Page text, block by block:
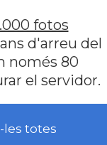
fotos
d'arreu del
només 80
el servidor.
les totes